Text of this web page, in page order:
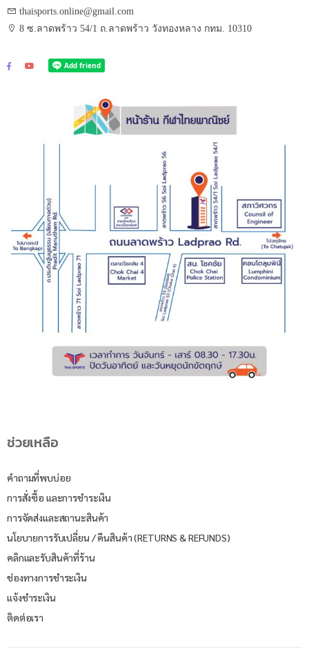
thaisports.online@gmail.com
8 ซ.ลาดพร้าว 54/1 ถ.ลาดพร้าว วังทองหลาง กทม. 10310
ช่วยเหลือ
คำถามที่พบบ่อย
การสั่งซื้อ และการชำระเงิน
การจัดส่งและสถานะสินค้า
นโยบายการรับเปลี่ยน / คืนสินค้า (RETURNS & REFUNDS)
คลิกและรับสินค้าที่ร้าน
ช่องทางการชำระเงิน
แจ้งชำระเงิน
ติดต่อเรา